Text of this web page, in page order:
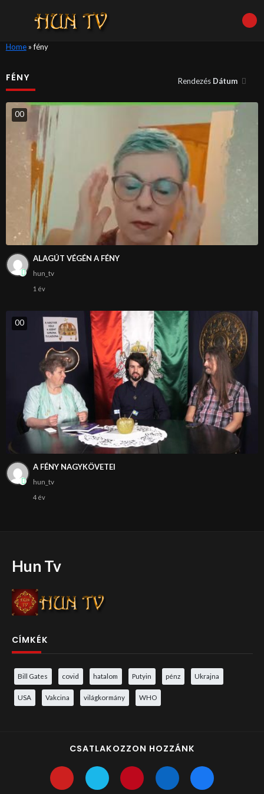
Home»fény
FÉNY Rendezés Dátum
00
ALAGÚT VÉGÉN A FÉNY
hun_tv
1 év
00
A FÉNY NAGYKÖVETEI
hun_tv
4 év
Hun Tv
CÍMKÉK
Bill Gates covid hatalom Putyin pénz Ukrajna
USA Vakcina világkormány WHO
CSATLAKOZZON HOZZÁNK